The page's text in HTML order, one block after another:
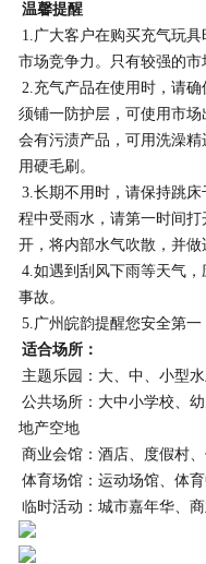
温馨提醒
1.广大客户在购买充气玩
市场竞争力。只有较强的市
2.充气产品在使用时，请
须铺一防护层，可使用市
会有污渍产品，可用洗澡
用硬毛刷。
3.长期不用时，请保持跳
程中受雨水，请第一时间
开，将内部水气吹散，并做
4.如遇到刮风下雨等天气
事故。
5.广州皖韵提醒您安全第一
适合场所：
主题乐园：大、中、小型
公共场所：大中小学校、
地产空地
商业会馆：酒店、度假村
体育场馆：运动场馆、体
临时活动：城市嘉年华、